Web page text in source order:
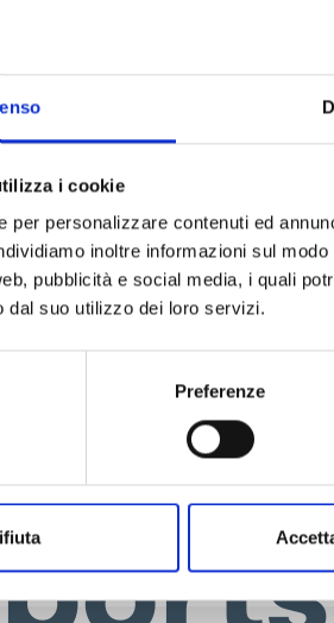
i cookie
per personalizzare contenuti ed
inoltre informazioni sul
pubblicità e social media, i quali
dal suo utilizzo dei loro servizi.
Preferenze